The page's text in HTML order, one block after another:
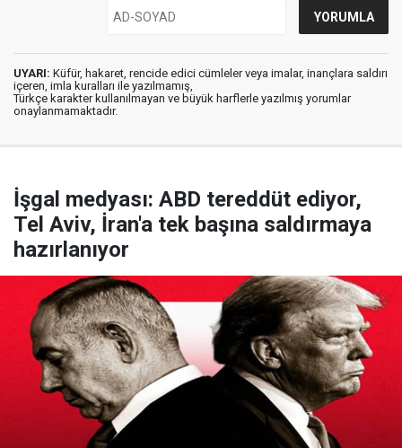
UYARI: Küfür, hakaret, rencide edici cümleler veya imalar, inançlara saldırı
içeren, imla kuralları ile yazılmamış,
Türkçe karakter kullanılmayan ve büyük harflerle yazılmış yorumlar
onaylanmamaktadır.
İşgal medyası: ABD tereddüt ediyor,
Tel Aviv, İran'a tek başına saldırmaya
hazırlanıyor